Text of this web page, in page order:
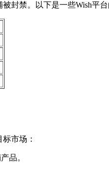
封禁。以下是一些Wish平台
市场：
品。